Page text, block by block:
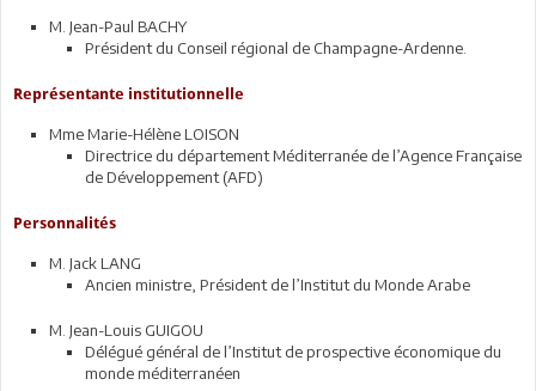
M. Jean-Paul BACHY
Président du Conseil régional de Champagne-Ardenne.
Représentante institutionnelle
Mme Marie-Hélène LOISON
Directrice du département Méditerranée de l’Agence Française
de Développement (AFD)
Personnalités
M. Jack LANG
Ancien ministre, Président de l’Institut du Monde Arabe
M. Jean-Louis GUIGOU
Délégué général de l’Institut de prospective économique du
monde méditerranéen